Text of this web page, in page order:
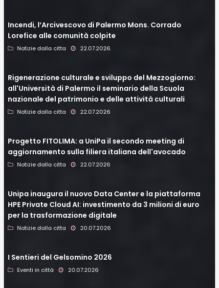
Incendi, l’Arcivescovo di Palermo Mons. Corrado
Lorefice alle comunità colpite
Notizie dalla citta 22.07.2026
Rigenerazione culturale e sviluppo del Mezzogiorno:
all'Università di Palermo il seminario della Scuola
nazionale del patrimonio e delle attività culturali
Notizie dalla citta 22.07.2026
Progetto FITOLIMA: a UniPa il secondo meeting di
aggiornamento sulla filiera italiana dell'avocado
Notizie dalla citta 22.07.2026
Unipa inaugura il nuovo Data Center e la piattaforma
HPE Private Cloud AI: investimento da 3 milioni di euro
per la trasformazione digitale
Notizie dalla citta 20.07.2026
I Sentieri del Gelsomino 2026
Eventi in città 20.07.2026